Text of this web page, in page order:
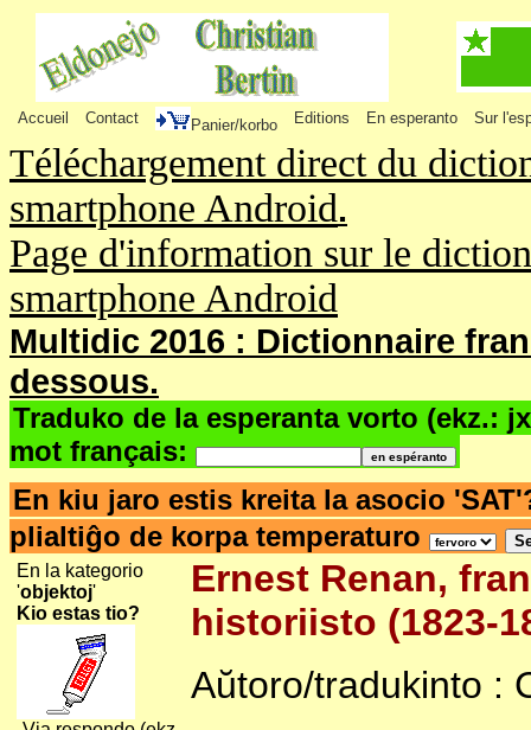
Accueil Contact Panier/korbo Editions En esperanto Sur
Téléchargement direct du
smartphone Android.
Page d'information sur le
smartphone Android
Multidic 2016 : Dictionnaire
dessous.
Traduko de la esperanta vorto (ekz.:
mot français:
En kiu jaro estis kreita la asocio
plialtiĝo de korpa temperaturo
En la kategorio
'objektoj'
Kio estas tio?
Ernest Renan,
historiisto (1823-
Aŭtoro/tradukinto :